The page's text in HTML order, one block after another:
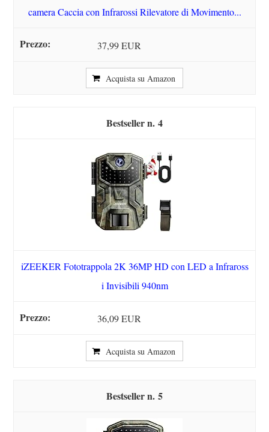
camera Caccia con Infrarossi Rilevatore di Movimento...
37,99 EUR
Acquista su Amazon
4
iZEEKER Fototrappola 2K 36MP HD con LED a Infraross
i Invisibili 940nm
36,09 EUR
Acquista su Amazon
5